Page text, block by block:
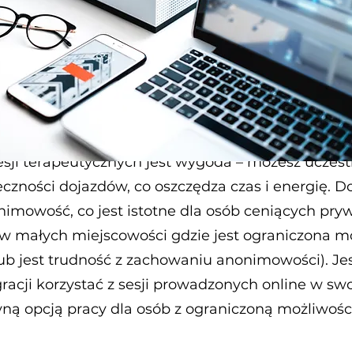
terapeutycznych jest wygoda – możesz
dojazdów, co oszczędza czas i energię.
co jest istotne dla osób ceniących
małych miejscowości gdzie jest ograniczona
jest trudność z zachowaniu anonimowości).
korzystać z sesji prowadzonych online w
opcją pracy dla osób z ograniczoną